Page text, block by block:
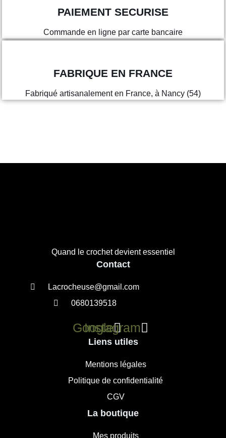
PAIEMENT SECURISE
Commande en ligne par carte bancaire
FABRIQUE EN FRANCE
Fabriqué artisanalement en France, à Nancy (54)
Quand le crochet devient essentiel
Contact
Lacrocheuse@gmail.com
0680139518
Google
Instagram
Liens utiles
Mentions légales
Politique de confidentialité
CGV
La boutique
Mes produits